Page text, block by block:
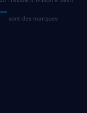
sont des marques